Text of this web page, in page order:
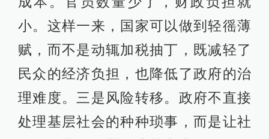
小。这样一来，国家可以做到轻徭薄
赋，而不是动辄加税抽丁，既减轻了
民众的经济负担，也降低了政府的治
理难度。三是风险转移。政府不直接
处理基层社会的种种琐事，而是让社